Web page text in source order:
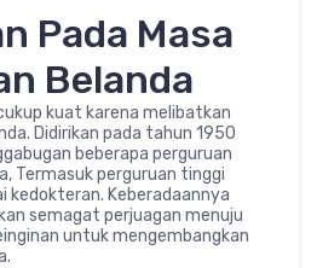
Pada Masa
Belanda
kuat karena melibatkan
Didirikan pada tahun 1950
beberapa perguruan
Termasuk perguruan tinggi
kedokteran. Keberadaannya
semagat perjuagan menuju
untuk mengembangkan